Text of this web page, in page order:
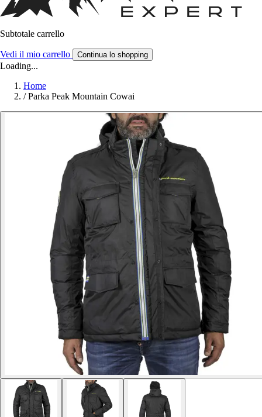
Subtotale carrello
Vedi il mio carrello Continua lo shopping
Loading...
Home
/ Parka Peak Mountain Cowai